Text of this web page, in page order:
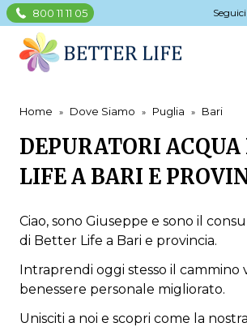
800 11 11 05
Home Dove Siamo Puglia Bari
DEPURATORI
LIFE A BARI E
Ciao, sono Giuseppe e sono il
di Better Life a Bari e provincia.
Intraprendi oggi stesso il cammino
benessere personale migliorato.
Unisciti a noi e scopri come la